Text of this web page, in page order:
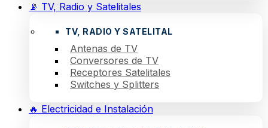
📡 TV, Radio y Satelitales
TV, RADIO Y SATELITAL
Antenas de TV
Conversores de TV
Receptores Satelitales
Switches y Splitters
🔥 Electricidad e Instalación